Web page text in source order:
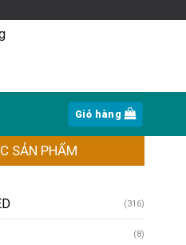
Giỏ hàng
SẢN PHẨM
(316)
(8)